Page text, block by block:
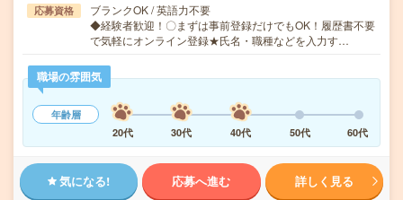
応募資格
ブランクOK / 英語力不要
◆経験者歓迎！〇まずは事前登録だけでもOK！履歴書不要
で気軽にオンライン登録★氏名・職種などを入力す…
職場の雰囲気
年齢層
20代
30代 40代 50代 60代
気になる! 応募へ進む 詳しく見る